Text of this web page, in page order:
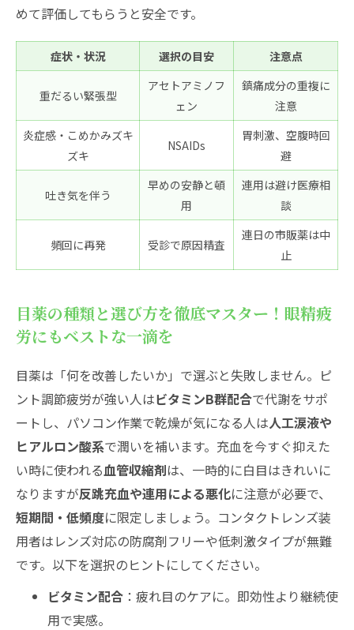
めて評価してもらうと安全です。
症状・状況 選択の目安 注意点
重だるい緊張型
アセトアミノフ
ェン
鎮痛成分の重複に
注意
炎症感・こめかみズキ
ズキ
NSAIDs
胃刺激、空腹時回
避
吐き気を伴う
早めの安静と頓
用
連用は避け医療相
談
頻回に再発 受診で原因精査
連日の市販薬は中
止
目薬の種類と選び方を徹底マスター！眼精疲
労にもベストな一滴を
目薬は「何を改善したいか」で選ぶと失敗しません。ピ
ント調節疲労が強い人はビタミンB群配合で代謝をサポ
ートし、パソコン作業で乾燥が気になる人は人工涙液や
ヒアルロン酸系で潤いを補います。充血を今すぐ抑えた
い時に使われる血管収縮剤は、一時的に白目はきれいに
なりますが反跳充血や連用による悪化に注意が必要で、
短期間・低頻度に限定しましょう。コンタクトレンズ装
用者はレンズ対応の防腐剤フリーや低刺激タイプが無難
です。以下を選択のヒントにしてください。
ビタミン配合 ：疲れ目のケアに。即効性より継続使
用で実感。